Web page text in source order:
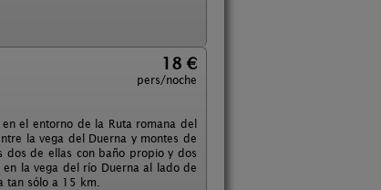
18 €
pers/noche
el entorno de la Ruta romana del
la vega del Duerna y montes de
dos de ellas con baño propio y dos
la vega del río Duerna al lado de
tan sólo a 15 km.